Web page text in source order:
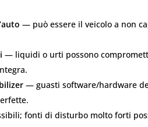
— può essere il veicolo a non
— liquidi o urti possono
— guasti software/hardware
fonti di disturbo molto forti